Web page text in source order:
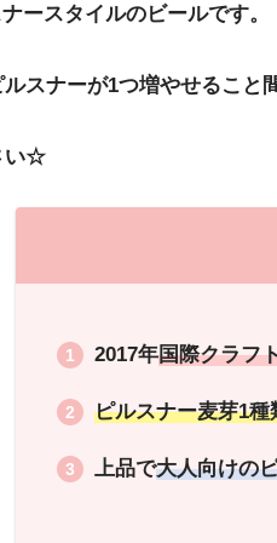
ースタイルのビールです。
スナーが1つ増やせること
い☆
2017年国際クラフ
ピルスナー麦芽1種
上品で大人向けの